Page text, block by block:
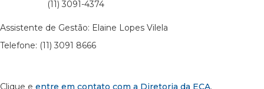
(11) 3091-4374
Assistente de Gestão: Elaine Lopes Vilela
Telefone: (11) 3091 8666
Clique e entre em contato com a Diretoria da ECA.